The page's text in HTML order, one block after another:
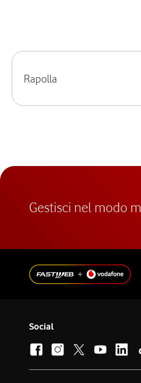
Rapolla
Gestisci nel modo
Social